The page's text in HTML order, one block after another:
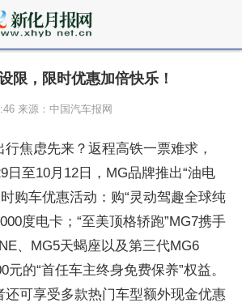
限，限时优惠加倍快乐！
来源：中国汽车报网
焦虑先来？返程高铁一票难求，
日至10月12日，MG品牌推出“油电
购车优惠活动：购“灵动驾趣全球纯
度电卡；“至美顶格轿跑”MG7携手
、MG5天蝎座以及第三代MG6
元的“首任车主终身免费保养”权益。
还可享受多款热门车型额外现金优惠